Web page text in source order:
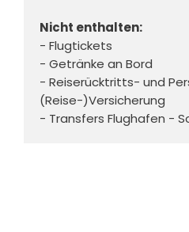
Nicht enthalten:
- Flugtickets
- Getränke an Bord
- Reiserücktritts- und
(Reise-)Versicherung
- Transfers Flughafen -